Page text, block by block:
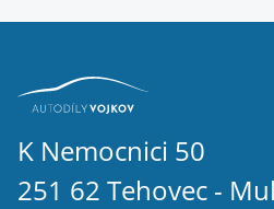
K Nemocnici 50
251 62 Tehovec -